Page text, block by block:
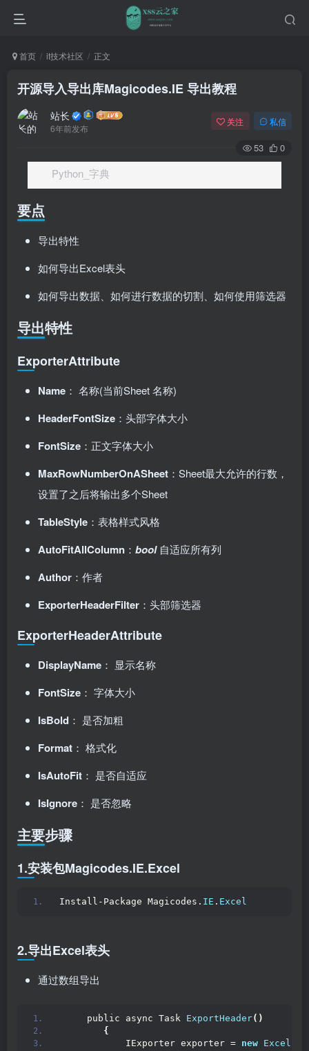
首页 it技术社区 正文
开源导入导出库Magicodes.IE 导出教程
站长
6年前发布
关注 私信
53 0
Python_字典
要点
导出特性
如何导出Excel表头
如何导出数据、如何进行数据的切割、如何使用筛选器
导出特性
ExporterAttribute
Name ： 名称(当前Sheet 名称)
HeaderFontSize ：头部字体大小
FontSize ：正文字体大小
MaxRowNumberOnASheet ：Sheet最大允许的行数，
设置了之后将输出多个Sheet
TableStyle ：表格样式风格
AutoFitAllColumn ： bool自适应所有列
Author ：作者
ExporterHeaderFilter ：头部筛选器
ExporterHeaderAttribute
DisplayName ： 显示名称
FontSize ： 字体大小
IsBold ： 是否加粗
Format ： 格式化
IsAutoFit ： 是否自适应
IsIgnore ： 是否忽略
主要步骤
1.安装包Magicodes.IE.Excel
Install-Package Magicodes. IE . Excel
2.导出Excel表头
通过数组导出
     public async Task
ExportHeader()
{
            IExporter exporter =
new